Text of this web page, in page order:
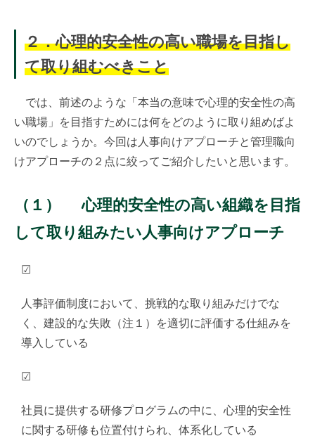
２．心理的安全性の高い職場を目指し
て取り組むべきこと
では、前述のような「本当の意味で心理的安全性の高
い職場」を目指すためには何をどのように取り組めばよ
いのでしょうか。今回は人事向けアプローチと管理職向
けアプローチの２点に絞ってご紹介したいと思います。
（１）
心理的安全性の高い組織を目指
して取り組みたい人事向けアプローチ
☑
人事評価制度において、挑戦的な取り組みだけでな
く、建設的な失敗（注１）を適切に評価する仕組みを
導入している
☑
社員に提供する研修プログラムの中に、心理的安全性
に関する研修も位置付けられ、体系化している